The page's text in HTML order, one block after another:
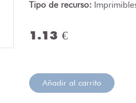
Tipo de recurso:
1.13 €
Añadir al carrito